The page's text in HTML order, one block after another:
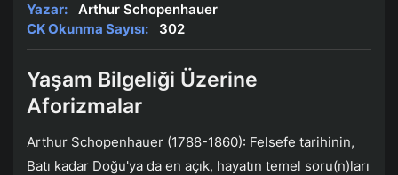
Yazar:
Arthur Schopenhauer
CK Okunma Sayısı:
302
Yaşam Bilgeliği Üzerine
Aforizmalar
Arthur Schopenhauer (1788-1860): Felsefe tarihinin,
Batı kadar Doğu'ya da en açık, hayatın temel soru(n)ları